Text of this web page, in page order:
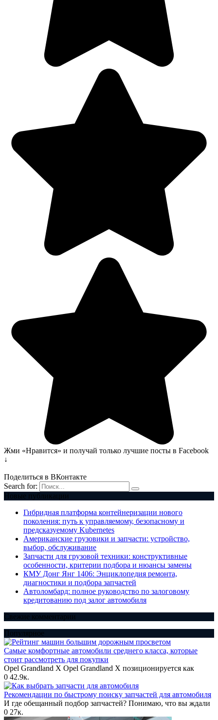
Жми «Нравится» и получай только лучшие посты в Facebook
↓
Поделиться в ВКонтакте
Search for:
Новые публикации
Гибридная платформа контейнеризации нового
поколения: путь к управляемому, безопасному и
предсказуемому Kubernetes
Американские грузовики и запчасти: устройство,
выбор, обслуживание
Запчасти для грузовой техники: конструктивные
особенности, критерии подбора и нюансы замены
КМУ Донг Янг 1406: Энциклопедия ремонта,
диагностики и подбора запчастей
Автоломбард: полное руководство по залоговому
кредитованию под залог автомобиля
Свежие комментарии
Популярное
Самые комфортные автомобили среднего класса, которые
стоит рассмотреть для покупки
Opel Grandland X Opel Grandland X позиционируется как
0 42.9к.
Рекомендации по быстрому поиску запчастей для автомобиля
И где обещанный подбор запчастей? Понимаю, что вы ждали
0 27к.